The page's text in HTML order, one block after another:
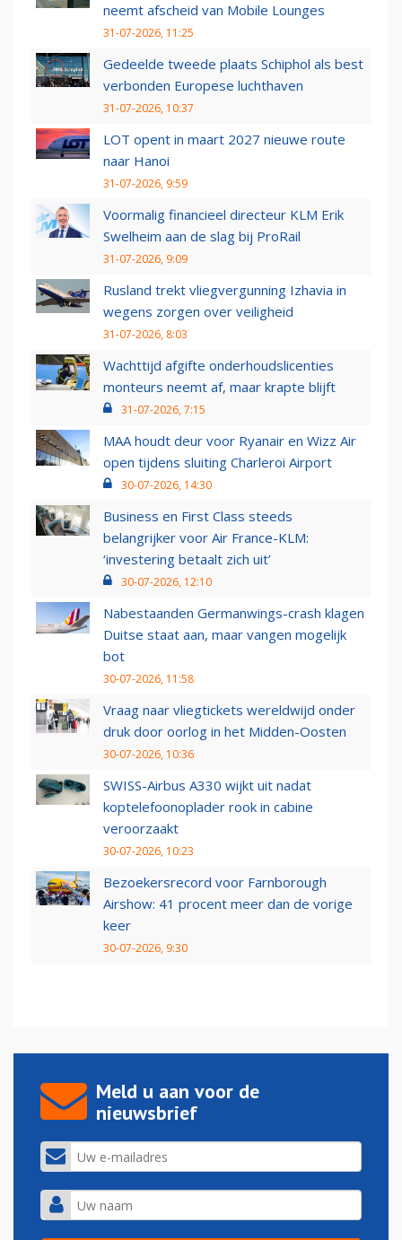
neemt afscheid van Mobile Lounges
31-07-2026, 11:25
Gedeelde tweede plaats Schiphol als best
verbonden Europese luchthaven
31-07-2026, 10:37
LOT opent in maart 2027 nieuwe route
naar Hanoi
31-07-2026, 9:59
Voormalig financieel directeur KLM Erik
Swelheim aan de slag bij ProRail
31-07-2026, 9:09
Rusland trekt vliegvergunning Izhavia in
wegens zorgen over veiligheid
31-07-2026, 8:03
Wachttijd afgifte onderhoudslicenties
monteurs neemt af, maar krapte blijft
31-07-2026, 7:15
MAA houdt deur voor Ryanair en Wizz Air
open tijdens sluiting Charleroi Airport
30-07-2026, 14:30
Business en First Class steeds
belangrijker voor Air France-KLM:
‘investering betaalt zich uit’
30-07-2026, 12:10
Nabestaanden Germanwings-crash klagen
Duitse staat aan, maar vangen mogelijk
bot
30-07-2026, 11:58
Vraag naar vliegtickets wereldwijd onder
druk door oorlog in het Midden-Oosten
30-07-2026, 10:36
SWISS-Airbus A330 wijkt uit nadat
koptelefoonoplader rook in cabine
veroorzaakt
30-07-2026, 10:23
Bezoekersrecord voor Farnborough
Airshow: 41 procent meer dan de vorige
keer
30-07-2026, 9:30
Meld u aan voor de
nieuwsbrief